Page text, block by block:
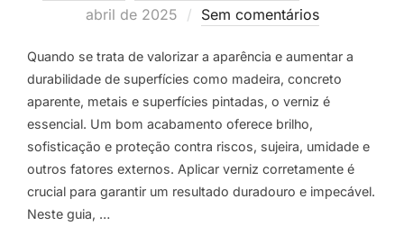
abril de 2025
Sem comentários
Quando se trata de valorizar a aparência e aumentar a
durabilidade de superfícies como madeira, concreto
aparente, metais e superfícies pintadas, o verniz é
essencial. Um bom acabamento oferece brilho,
sofisticação e proteção contra riscos, sujeira, umidade e
outros fatores externos. Aplicar verniz corretamente é
crucial para garantir um resultado duradouro e impecável.
Neste guia, …